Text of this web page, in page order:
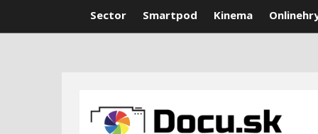
Sector Smartpod Kinema